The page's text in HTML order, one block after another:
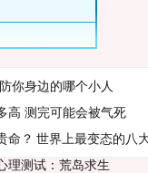
你身边的哪个小人
高 测完可能会被气死
命？ 世界上最变态的八
理测试：荒岛求生